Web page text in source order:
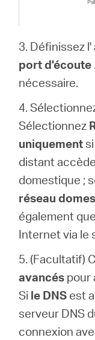
3. Définissez l'
port d'écoute
nécessaire.
4.
Sélectionnez
uniquement
distant
domestique ;
réseau
également
Internet via le
5. (Facultatif)
avancés pour
Si le DNS est
serveur DNS
connexion